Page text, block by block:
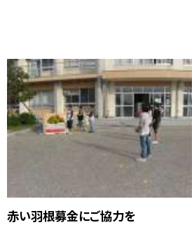
赤い羽根募金にご協力を